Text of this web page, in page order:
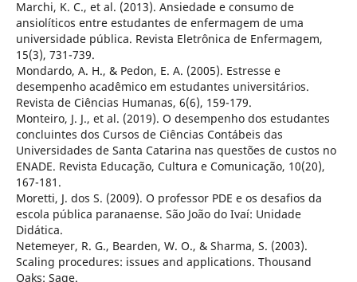
Marchi, K. C., et al. (2013). Ansiedade e consumo de
ansiolíticos entre estudantes de enfermagem de uma
universidade pública. Revista Eletrônica de Enfermagem,
15(3), 731-739.
Mondardo, A. H., & Pedon, E. A. (2005). Estresse e
desempenho acadêmico em estudantes universitários.
Revista de Ciências Humanas, 6(6), 159-179.
Monteiro, J. J., et al. (2019). O desempenho dos estudantes
concluintes dos Cursos de Ciências Contábeis das
Universidades de Santa Catarina nas questões de custos no
ENADE. Revista Educação, Cultura e Comunicação, 10(20),
167-181.
Moretti, J. dos S. (2009). O professor PDE e os desafios da
escola pública paranaense. São João do Ivaí: Unidade
Didática.
Netemeyer, R. G., Bearden, W. O., & Sharma, S. (2003).
Scaling procedures: issues and applications. Thousand
Oaks: Sage.